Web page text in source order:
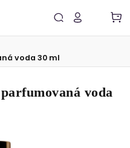
voda 30 ml
voda